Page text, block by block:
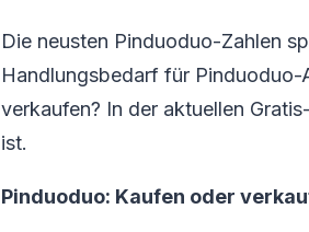
Die neusten Pinduoduo-Zahlen
Handlungsbedarf für
verkaufen? In der aktuellen
ist.
Pinduoduo: Kaufen oder